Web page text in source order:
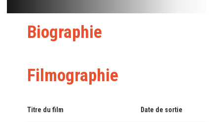
Biographie
Filmographie
Titre du film Date de sortie